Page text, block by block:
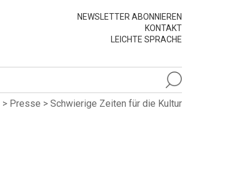
NEWSLETTER ABONNIEREN
KONTAKT
LEICHTE SPRACHE
> Presse > Schwierige Zeiten für die Kultur